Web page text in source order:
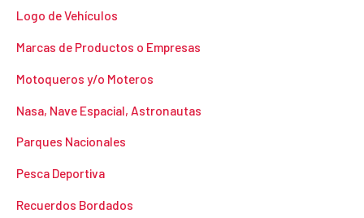
Logo de Vehículos
Marcas de Productos o Empresas
Motoqueros y/o Moteros
Nasa, Nave Espacial, Astronautas
Parques Nacionales
Pesca Deportiva
Recuerdos Bordados